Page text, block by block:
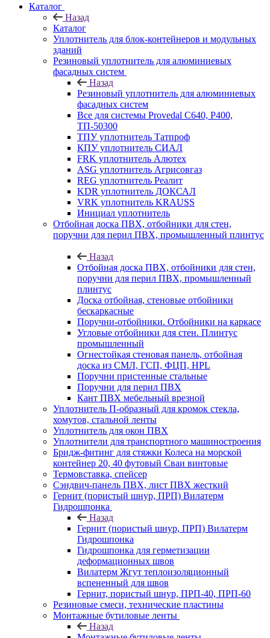
Каталог
Назад
Каталог
Уплотнитель для блок-контейнеров и модульных
зданий
Резиновый уплотнитель для алюминиевых
фасадных систем
Назад
Резиновый уплотнитель для алюминиевых
фасадных систем
Все для системы Provedal С640, Р400,
ТП-50300
ТПУ уплотнитель Татпроф
КПУ уплотнитель СИАЛ
FRK уплотнитель Алютех
ASG уплотнитель Агрисовгаз
REG уплотнитель Реалит
KDR уплотнитель ДОКСАЛ
VRK уплотнитель KRAUSS
Инициал уплотнитель
Отбойная доска ПВХ, отбойники для стен,
поручни для перил ПВХ, промышленный плинтус
Назад
Отбойная доска ПВХ, отбойники для стен,
поручни для перил ПВХ, промышленный
плинтус
Доска отбойная, стеновые отбойники
бескаркасные
Поручни-отбойники. Отбойники на каркасе
Угловые отбойники для стен. Плинтус
промышленный
Огнестойкая стеновая панель, отбойная
доска из СМЛ, ГСП, ФЦП, HPL
Поручни пристенные стальные
Поручни для перил ПВХ
Кант ПВХ мебельный врезной
Уплотнитель П-образный для кромок стекла,
хомутов, стальной ленты
Уплотнитель для окон ПВХ
Уплотнители для транспортного машиностроения
Бридж-фитинг для стяжки Колеса на морской
контейнер 20, 40 футовый Сваи винтовые
Термовставка, спейсер
Сэндвич-панель ПВХ, лист ПВХ жесткий
Гернит (пористый шнур, ПРП) Вилатерм
Гидрошпонка
Назад
Гернит (пористый шнур, ПРП) Вилатерм
Гидрошпонка
Гидрошпонка для герметизации
деформационных швов
Вилатерм Жгут теплоизоляционный
вспененный для швов
Гернит, пористый шнур, ПРП-40, ПРП-60
Резиновые смеси, технические пластины
Монтажные бутиловые ленты
Назад